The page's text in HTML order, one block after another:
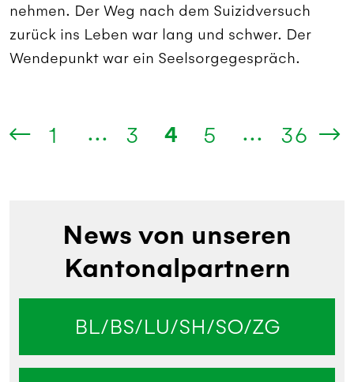
nehmen. Der Weg nach dem Suizidversuch
zurück ins Leben war lang und schwer. Der
Wendepunkt war ein Seelsorgegespräch.
1 ... 3 4 5 ... 36
News von unseren
Kantonalpartnern
BL/BS/LU/SH/SO/ZG